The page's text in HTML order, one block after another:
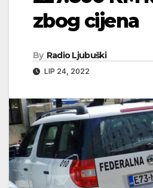
zbog cijena
By Radio Ljubuški
LIP 24, 2022